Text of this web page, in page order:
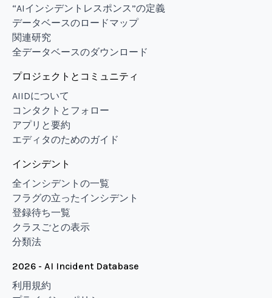
“AIインシデントレスポンス”の定義
データベースのロードマップ
関連研究
全データベースのダウンロード
プロジェクトとコミュニティ
AIIDについて
コンタクトとフォロー
アプリと要約
エディタのためのガイド
インシデント
全インシデントの一覧
フラグの立ったインシデント
登録待ち一覧
クラスごとの表示
分類法
2026 - AI Incident Database
利用規約